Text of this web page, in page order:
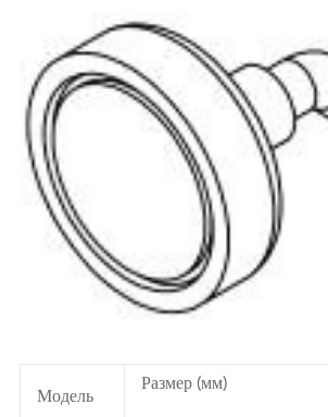
Модель
Размер (мм)